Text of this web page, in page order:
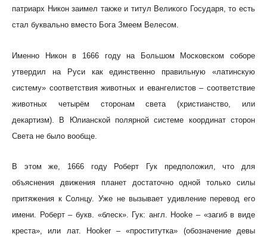
патриарх Никон заимел также и титул Великого Государя, то есть
стал буквально вместо Бога Змеем Велесом.
Именно Никон в 1666 году на Большом Московском соборе
утвердил на Руси как единственно правильную «латинскую
систему» соответствия животных и евангелистов – соответствие
животных четырём сторонам света (христианство, или
декартизм). В Юлианской полярной системе координат сторон
Света не было вообще.
В этом же, 1666 году Роберт Гук предположил, что для
объяснения движения планет достаточно одной только силы
притяжения к Солнцу. Уже не вызывает удивление перевод его
имени. Роберт – букв. «блеск». Гук: англ. Hooke – «загиб в виде
креста», или лат. Hooker – «проститутка» (обозначение девы